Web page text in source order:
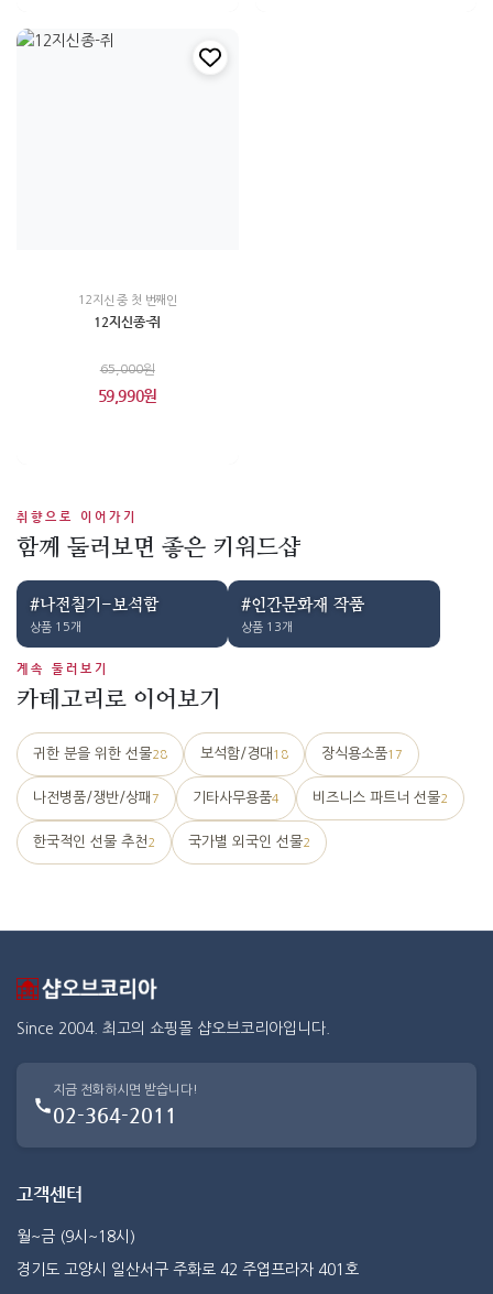
12지신 중 첫 번째인
12지신종-쥐
65,000원
59,990원
취향으로 이어가기
함께 둘러보면 좋은 키워드샵
#나전칠기-보석함
상품 15개
#인간문화재 작품
상품 13개
계속 둘러보기
카테고리로 이어보기
귀한 분을 위한 선물28 보석함/경대 18 장식용소품17
나전병품/쟁반/상패 7 기타사무용품4 비즈니스 파트너 선물2
한국적인 선물 추천2 국가별 외국인 선물2
Since 2004. 최고의 쇼핑몰 샵오브코리아입니다.
지금 전화하시면 받습니다!
02-364-2011
고객센터
월~금 (9시~18시)
경기도 고양시 일산서구 주화로 42 주엽프라자 401호